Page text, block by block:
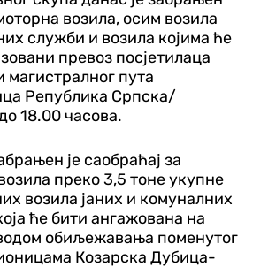
возила, осим возила
служби и возила којима ће
превоз посјетилаца
магистралног пута
Република Српска/
18.00 часова.
је саобраћај за
преко 3,5 тоне укупне
возила јаних и комуналних
ће бити ангажована на
обиљежавања поменутог
Козарска Дубица-